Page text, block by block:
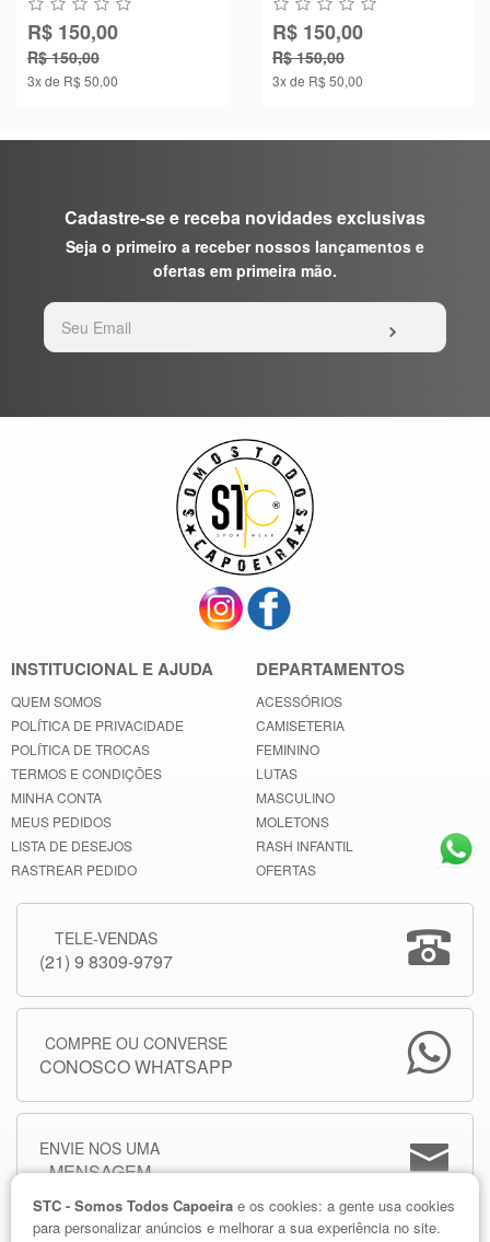
R$ 150,00
R$ 150,00
3x de R$ 50,00
R$ 150,00
R$ 150,00
3x de R$ 50,00
Cadastre-se e receba novidades exclusivas
Seja o primeiro a receber nossos lançamentos e
ofertas em primeira mão.
INSTITUCIONAL E AJUDA
QUEM SOMOS
POLÍTICA DE PRIVACIDADE
POLÍTICA DE TROCAS
TERMOS E CONDIÇÕES
MINHA CONTA
MEUS PEDIDOS
LISTA DE DESEJOS
RASTREAR PEDIDO
DEPARTAMENTOS
ACESSÓRIOS
CAMISETERIA
FEMININO
LUTAS
MASCULINO
MOLETONS
RASH INFANTIL
OFERTAS
TELE-VENDAS
(21) 9 8309-9797
COMPRE OU CONVERSE
CONOSCO WHATSAPP
ENVIE NOS UMA
MENSAGEM
STC - Somos Todos Capoeira e os cookies: a gente usa cookies
para personalizar anúncios e melhorar a sua experiência no site.